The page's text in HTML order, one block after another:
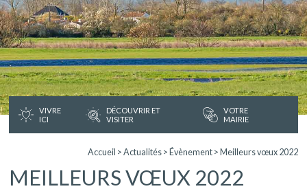
VIVRE
ICI
DÉCOUVRIR ET
VISITER
VOTRE
MAIRIE
Accueil > Actualités> Évènement> Meilleurs vœux 2022
MEILLEURS VŒUX 2022